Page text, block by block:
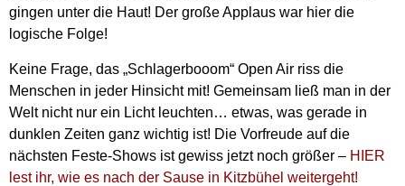
gingen unter die Haut! Der große Applaus war hier die
logische Folge!
Keine Frage, das „Schlagerbooom“ Open Air riss die
Menschen in jeder Hinsicht mit! Gemeinsam ließ man in der
Welt nicht nur ein Licht leuchten… etwas, was gerade in
dunklen Zeiten ganz wichtig ist! Die Vorfreude auf die
nächsten Feste-Shows ist gewiss jetzt noch größer – HIER
lest ihr, wie es nach der Sause in Kitzbühel weitergeht!